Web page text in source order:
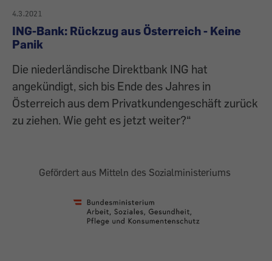
4.3.2021
ING-Bank: Rückzug aus Österreich - Keine
Panik
Die niederländische Direktbank ING hat
angekündigt, sich bis Ende des Jahres in
Österreich aus dem Privatkundengeschäft zurück
zu ziehen. Wie geht es jetzt weiter?“
Gefördert aus Mitteln des Sozialministeriums